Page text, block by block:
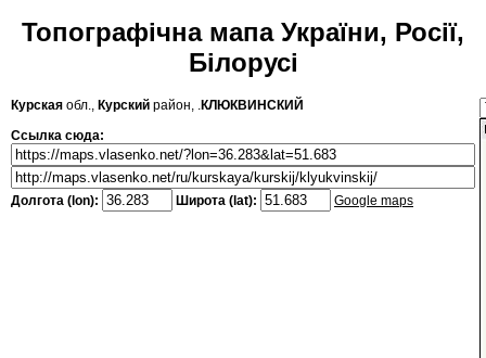
Топографічна мапа України, Росії,
Білорусі
Курская обл., Курский район, .КЛЮКВИНСКИЙ
Ссылка сюда:
Долгота (lon): Широта (lat): Google maps